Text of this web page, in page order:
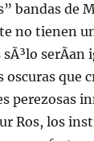
bandas de
no tienen
serÃ­an
que
perezosas
Ros, los